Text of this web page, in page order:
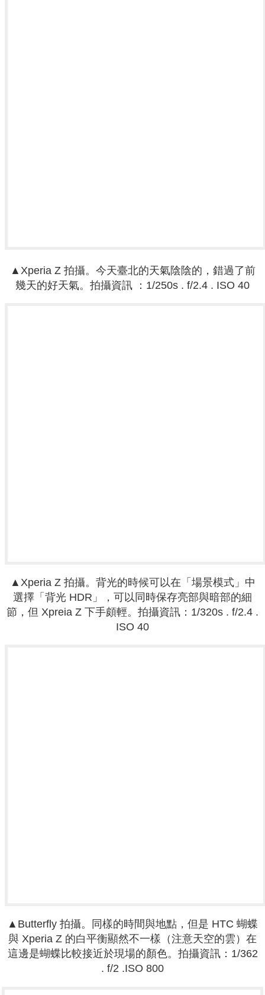
▲ Xperia Z拍攝。今天臺北的天氣陰陰的，錯過了前
幾天的好天氣。拍攝資訊 ： 1/250s . f/2.4 . ISO 40
▲ Xperia Z拍攝。 背光的時候可以在「場景模式」中
選擇「背光 HDR」，可以同時保存亮部與暗部的細
節，但 Xpreia Z 下手頗輕。拍攝資訊 ： 1/320s . f/2.4 .
ISO 40
▲Butterfly 拍攝。同樣的時間與地點，但是 HTC 蝴蝶
與 Xperia Z 的白平衡顯然不一樣（注意天空的雲）在
這邊是蝴蝶比較接近於現場的顏色。拍攝資訊： 1/362
. f/2 .ISO 800